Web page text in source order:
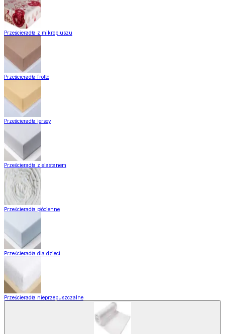
Prześcieradła z mikropluszu
Prześcieradła frotte
Prześcieradła jersey
Prześcieradła z elastanem
Prześcieradła płócienne
Prześcieradła dla dzieci
Prześcieradła nieprzepuszczalne